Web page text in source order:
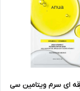
ای سرم ویتامین سی